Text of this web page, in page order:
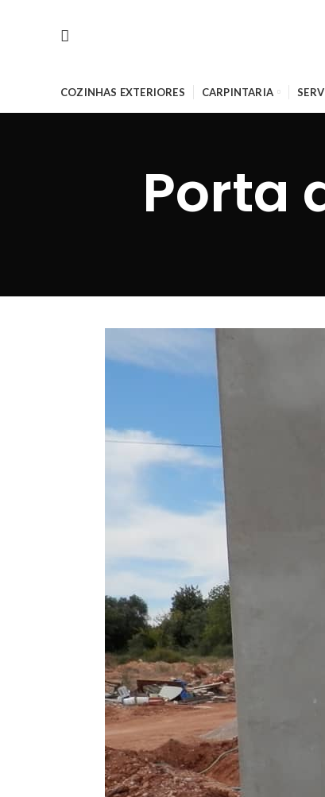
COZINHAS EXTERIORES CARPINTARIA
Porta